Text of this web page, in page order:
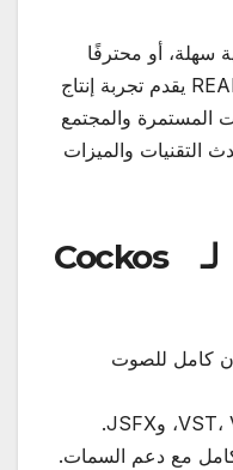
سهلة، أو محترفًا
تحتاج إلى تحكم دقيق، فإن REAPER يقدم تجربة إنتاج
المستمرة والمجتمع
التقنيات والميزات
الميزات الرئيسية لـ Cockos
كامل للصوت
مع دعم السمات.